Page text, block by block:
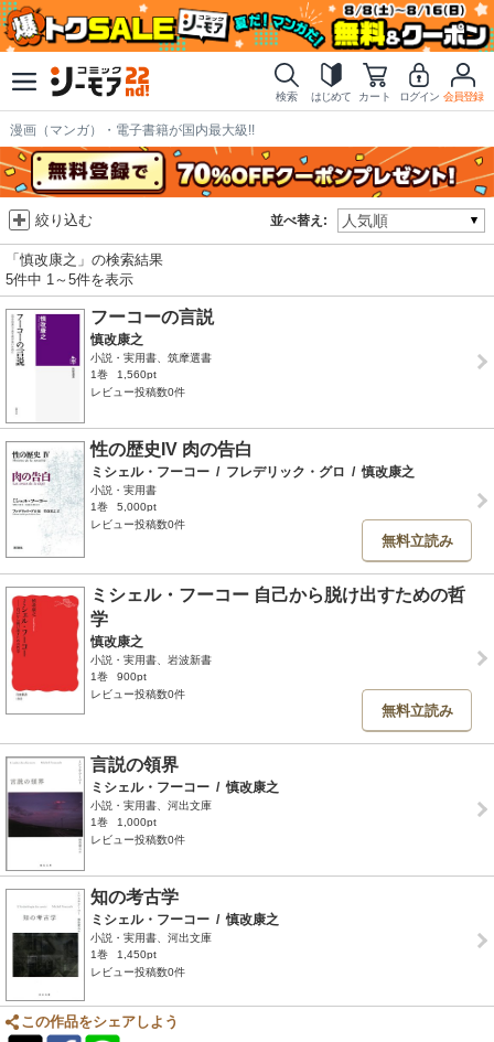
検索 はじめて カート ログイン 会員登録
漫画（マンガ）・電子書籍が国内最大級!!
並べ替え:
絞り込む
「慎改康之」の検索結果
5件中 1～5件を表示
フーコーの言説
慎改康之
小説・実用書、筑摩選書
1巻
1,560pt
レビュー投稿数0件
性の歴史IV 肉の告白
ミシェル・フーコー / フレデリック・グロ / 慎改康之
小説・実用書
1巻
5,000pt
レビュー投稿数0件
無料立読み
ミシェル・フーコー 自己から脱け出すための哲
学
慎改康之
小説・実用書、岩波新書
1巻
900pt
レビュー投稿数0件
無料立読み
言説の領界
ミシェル・フーコー / 慎改康之
小説・実用書、河出文庫
1巻
1,000pt
レビュー投稿数0件
知の考古学
ミシェル・フーコー / 慎改康之
小説・実用書、河出文庫
1巻
1,450pt
レビュー投稿数0件
この作品をシェアしよう